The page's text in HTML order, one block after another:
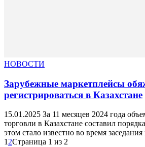
НОВОСТИ
Зарубежные маркетплейсы
регистрироваться в Казахстане
15.01.2025 За 11 месяцев 2024 года
торговли в Казахстане составил
этом стало известно во время
1 2Страница 1 из 2